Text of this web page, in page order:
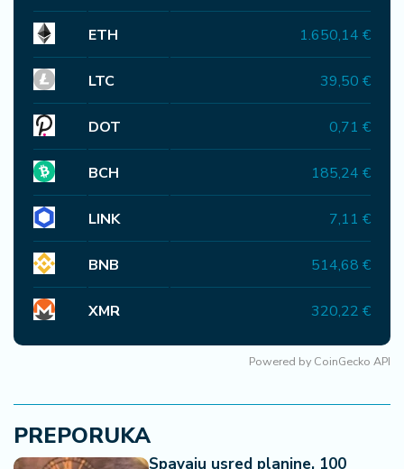
ETH 1.650,14 €
LTC 39,50 €
DOT 0,71 €
BCH 185,24 €
LINK 7,11 €
BNB 514,68 €
XMR 320,22 €
Powered by CoinGecko API
PREPORUKA
Spavaju usred planine, 100